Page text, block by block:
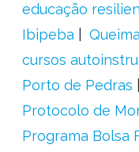
educação
Ibipeba
cursos
Porto de Pedras
Protocolo de
Programa Bolsa